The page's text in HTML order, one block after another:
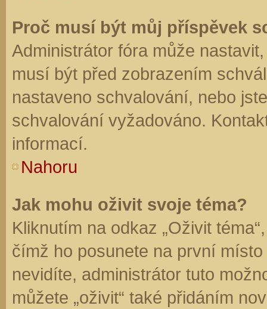
Proč musí být můj příspěvek
Administrátor fóra může
musí být před zobrazením
nastaveno schvalování, nebo
schvalování vyžadováno.
informací.
Nahoru
Jak mohu oživit svoje téma?
Kliknutím na odkaz „Oživit
čímž ho posunete na první
nevidíte, administrátor tuto
můžete „oživit“ také přidáním